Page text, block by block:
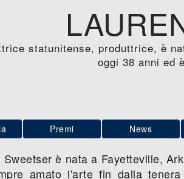
statunitense, produttrice, è
oggi 38 anni ed
Premi News
Sweetser è nata a Fayetteville,
amato l'arte fin dalla